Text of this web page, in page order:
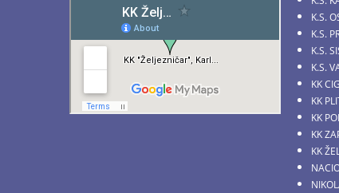
K.S.
K.S.
K.S.
K.S.
KK
KK
KK
KK
KK